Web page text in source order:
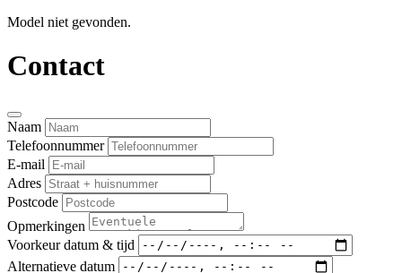
Model niet gevonden.
Contact
Naam
Telefoonnummer
E-mail
Adres
Postcode
Opmerkingen
Voorkeur datum & tijd
Alternatieve datum